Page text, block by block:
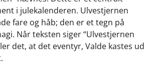
i julekalenderen. Ulvestjernen
fare og håb; den er et tegn på
Når teksten siger “Ulvestjernen
det, at det eventyr, Valde kastes ud